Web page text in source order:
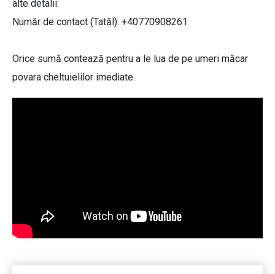
alte detalii:
Număr de contact (Tatăl): +40770908261
Orice sumă contează pentru a le lua de pe umeri măcar
povara cheltuielilor imediate.